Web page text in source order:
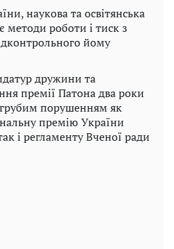
наукова та освітянська
методи роботи і тиск з
йому
дружини та
премії Патона два роки
грубим порушенням як
премію України
і регламенту Вченої ради